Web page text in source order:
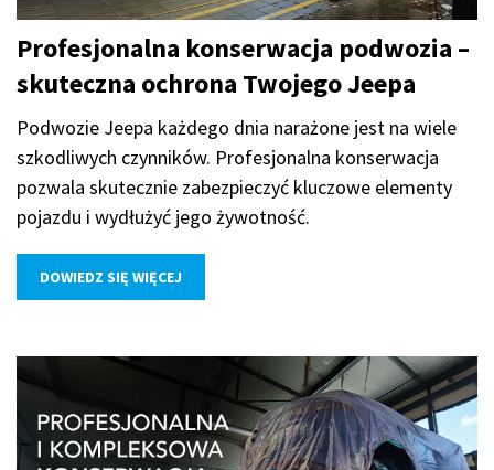
Profesjonalna konserwacja podwozia –
skuteczna ochrona Twojego Jeepa
Podwozie Jeepa każdego dnia narażone jest na wiele
szkodliwych czynników. Profesjonalna konserwacja
pozwala skutecznie zabezpieczyć kluczowe elementy
pojazdu i wydłużyć jego żywotność.
DOWIEDZ SIĘ WIĘCEJ